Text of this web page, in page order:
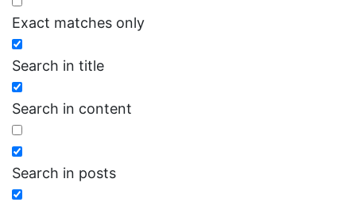
Exact matches only
Search in title
Search in content
Search in posts